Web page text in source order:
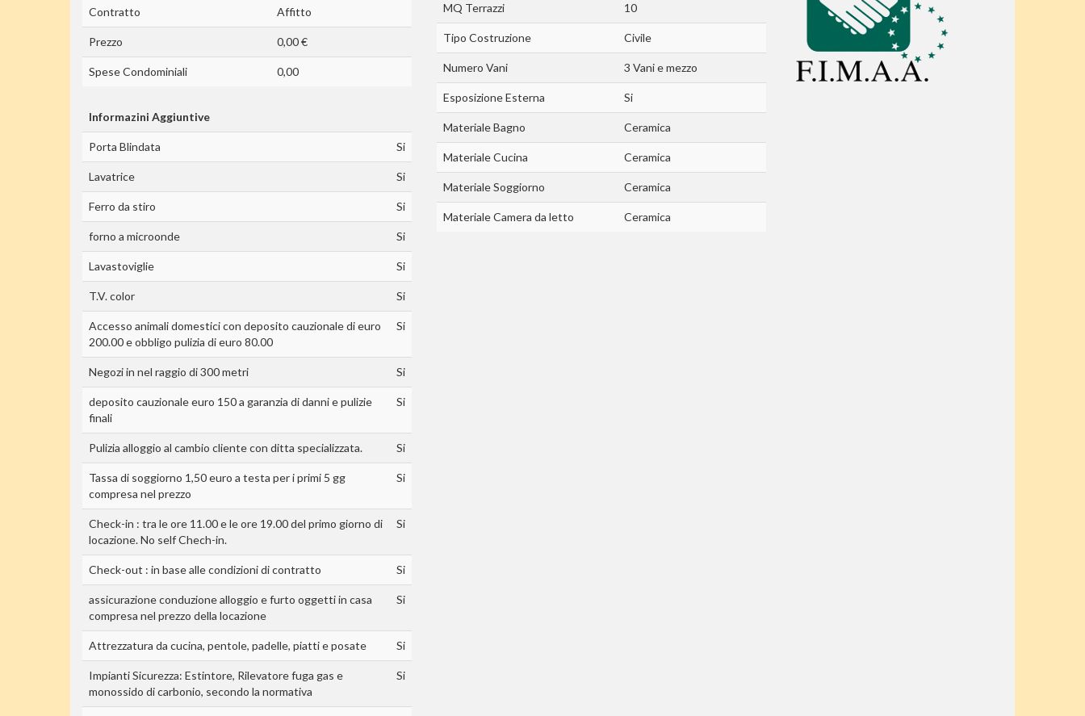
Contratto Affitto
Prezzo 0,00 €
Spese Condominiali 0,00
Informazini Aggiuntive
Porta Blindata Si
Lavatrice Si
Ferro da stiro Si
forno a microonde Si
Lavastoviglie Si
T.V. color Si
Accesso animali domestici con deposito cauzionale di euro
200.00 e obbligo pulizia di euro 80.00
Si
Negozi in nel raggio di 300 metri Si
deposito cauzionale euro 150 a garanzia di danni e pulizie
finali
Si
Pulizia alloggio al cambio cliente con ditta specializzata. Si
Tassa di soggiorno 1,50 euro a testa per i primi 5 gg
compresa nel prezzo
Si
Check-in : tra le ore 11.00 e le ore 19.00 del primo giorno di
locazione. No self Chech-in.
Si
Check-out : in base alle condizioni di contratto Si
assicurazione conduzione alloggio e furto oggetti in casa
compresa nel prezzo della locazione
Si
Attrezzatura da cucina, pentole, padelle, piatti e posate Si
Impianti Sicurezza: Estintore, Rilevatore fuga gas e
monossido di carbonio, secondo la normativa
Si
MQ Terrazzi 10
Tipo Costruzione Civile
Numero Vani 3 Vani e mezzo
Esposizione Esterna Si
Materiale Bagno Ceramica
Materiale Cucina Ceramica
Materiale Soggiorno Ceramica
Materiale Camera da letto Ceramica